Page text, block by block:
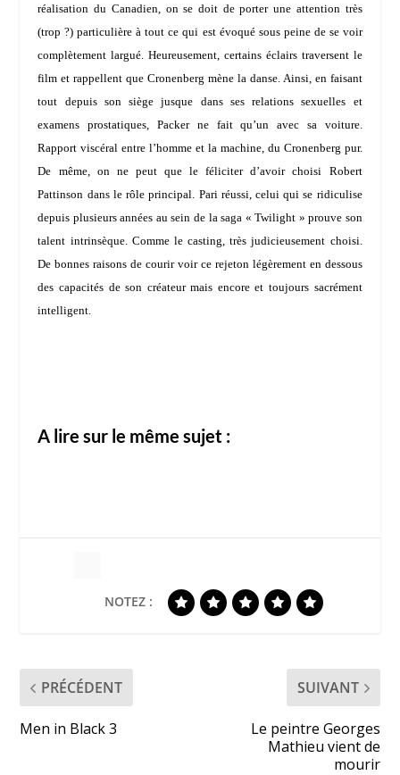
réalisation du Canadien, on se doit de porter une attention très
(trop ?) particulière à tout ce qui est évoqué sous peine de se voir
complètement largué. Heureusement, certains éclairs traversent le
film et rappellent que Cronenberg mène la danse. Ainsi, en faisant
tout depuis son siège jusque dans ses relations sexuelles et
examens prostatiques, Packer ne fait qu’un avec sa voiture.
Rapport viscéral entre l’homme et la machine, du Cronenberg pur.
De même, on ne peut que le féliciter d’avoir choisi Robert
Pattinson dans le rôle principal. Pari réussi, celui qui se ridiculise
depuis plusieurs années au sein de la saga « Twilight » prouve son
talent intrinsèque. Comme le casting, très judicieusement choisi.
De bonnes raisons de courir voir ce rejeton légèrement en dessous
des capacités de son créateur mais encore et toujours sacrément
intelligent.
A lire sur le même sujet :
NOTEZ :
PRÉCÉDENT
Men in Black 3
SUIVANT
Le peintre Georges
Mathieu vient de
mourir